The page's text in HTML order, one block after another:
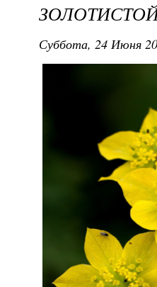
Суббота, 24 Июня